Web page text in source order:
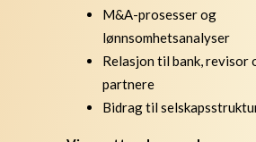
M&A-prosesser og
lønnsomhetsanalyser
Relasjon til bank, revisor
partnere
Bidrag til